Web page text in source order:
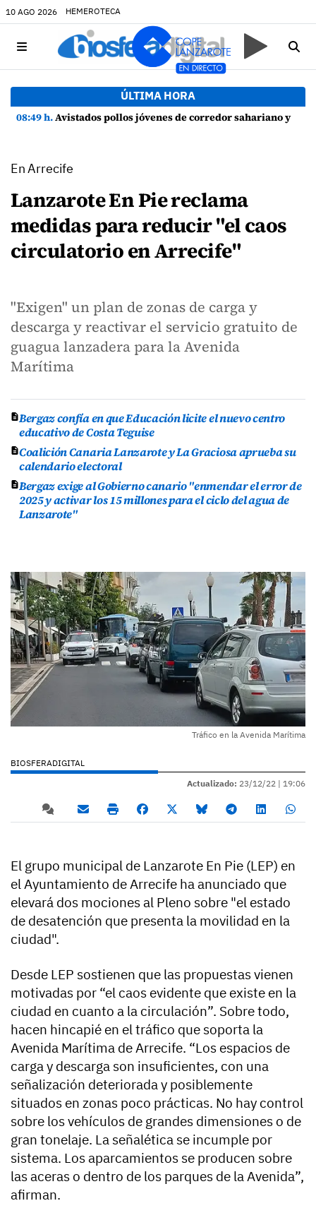
10 AGO 2026 HEMEROTECA
ÚLTIMA HORA
08:49 h.Avistados pollos jóvenes de corredor sahariano y episodios de cortejo de hubara cerca del rally de Lanzarote
En Arrecife
Lanzarote En Pie reclama
medidas para reducir "el caos
circulatorio en Arrecife"
"Exigen" un plan de zonas de carga y
descarga y reactivar el servicio gratuito de
guagua lanzadera para la Avenida
Marítima
Bergaz confía en que Educación licite el nuevo centro
educativo de Costa Teguise
Coalición Canaria Lanzarote y La Graciosa aprueba su
calendario electoral
Bergaz exige al Gobierno canario "enmendar el error de
2025 y activar los 15 millones para el ciclo del agua de
Lanzarote"
Tráfico en la Avenida Marítima
BIOSFERADIGITAL
Actualizado: 23/12/22 | 19:06
El grupo municipal de Lanzarote En Pie (LEP) en
el Ayuntamiento de Arrecife ha anunciado que
elevará dos mociones al Pleno sobre "el estado
de desatención que presenta la movilidad en la
ciudad".
Desde LEP sostienen que las propuestas vienen
motivadas por “el caos evidente que existe en la
ciudad en cuanto a la circulación”. Sobre todo,
hacen hincapié en el tráfico que soporta la
Avenida Marítima de Arrecife. “Los espacios de
carga y descarga son insuficientes, con una
señalización deteriorada y posiblemente
situados en zonas poco prácticas. No hay control
sobre los vehículos de grandes dimensiones o de
gran tonelaje. La señalética se incumple por
sistema. Los aparcamientos se producen sobre
las aceras o dentro de los parques de la Avenida”,
afirman.